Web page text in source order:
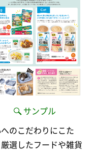
サンプル
のこだわりにこた
厳選したフードや雑貨